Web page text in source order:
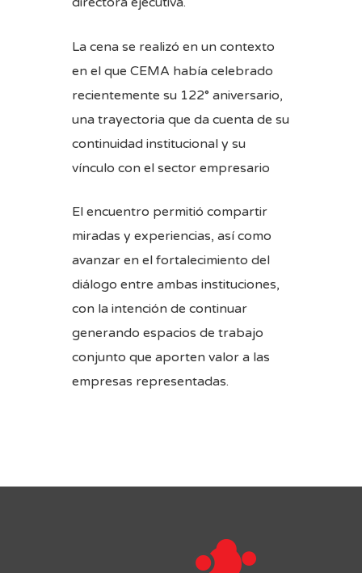
La cena se realizó en un contexto
en el que CEMA había celebrado
recientemente su 122° aniversario,
una trayectoria que da cuenta de su
continuidad institucional y su
vínculo con el sector empresario
El encuentro permitió compartir
miradas y experiencias, así como
avanzar en el fortalecimiento del
diálogo entre ambas instituciones,
con la intención de continuar
generando espacios de trabajo
conjunto que aporten valor a las
empresas representadas.